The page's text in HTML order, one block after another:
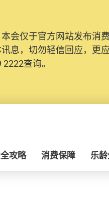
会仅于官方网站发布消
息，切勿轻信回应，更
查询。
攻略 消费保障 乐